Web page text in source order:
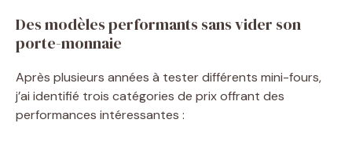
Des modèles performants sans vider son
porte-monnaie
Après plusieurs années à tester différents mini-fours,
j’ai identifié trois catégories de prix offrant des
performances intéressantes :